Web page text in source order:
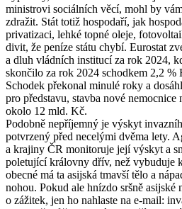
ministrovi sociálních věcí, mohl by
zdražit. Stát totiž hospodaří, jak
privatizaci, lehké topné oleje,
divit, že peníze státu chybí. Eurostat
a dluh vládních institucí za rok 2024,
skončilo za rok 2024 schodkem 2,2
Schodek překonal minulé roky a
pro představu, stavba nové nemocnice
okolo 12 mld. Kč.
Podobně nepříjemný je výskyt
potvrzený před necelými dvěma lety.
a krajiny ČR monitoruje její výskyt a
poletující královny dřív, než vybuduje
obecné má ta asijská tmavší tělo a
nohou. Pokud ale hnízdo sršně asijské
o zážitek, jen ho nahlaste na e­‑mail: